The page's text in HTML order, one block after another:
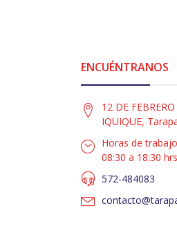
ENCUÉNTRANOS
12 DE
IQUIQUE,
Horas de
08:30 a 18:30 hrs
572-484083